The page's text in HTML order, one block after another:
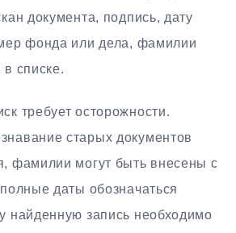
документа, подпись, дату
фонда или дела, фамилии
списке.
требует осторожности.
старых документов
фамилии могут быть внесены с
даты обозначаться
найденную запись необходимо